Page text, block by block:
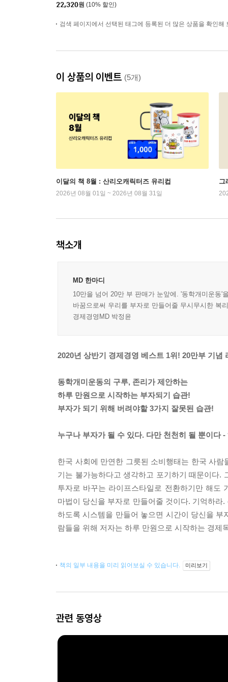
22,320원 (10% 할인)
검색 페이지에서 선택된 태그에 등록된 더 많은 상품을 확인해
이 상품의 이벤트 (5개)
이달의 책 8월 : 산리오캐릭터즈 유리컵
2026년 08월 01일 ~ 2026년 08월 31일
그
책소개
MD 한마디
10만을 넘어 20만 부 판매가 눈앞에. '동학개미운동
바꿈으로써 우리를 부자로 만들어줄 무시무시한 복
경제경영MD 박정윤
2020년 상반기 경제경영 베스트 1위! 20만부 기념
동학개미운동의 구루, 존리가 제안하는
하루 만원으로 시작하는 부자되기 습관!
부자가 되기 위해 버려야할 3가지 잘못된 습관!
누구나 부자가 될 수 있다. 다만 천천히 될 뿐이다
한국 사회에 만연한 그릇된 소비행태는 한국 사
기는 불가능하다고 생각하고 포기하기 때문이다.
투자로 바꾸는 라이프스타일로 전환하기만 해도
마법이 당신을 부자로 만들어줄 것이다. 기억하
하도록 시스템을 만들어 놓으면 시간이 당신을
람들을 위해 저자는 하루 만원으로 시작하는 경제
책의 일부 내용을 미리 읽어보실 수 있습니다. 미리보기
관련 동영상